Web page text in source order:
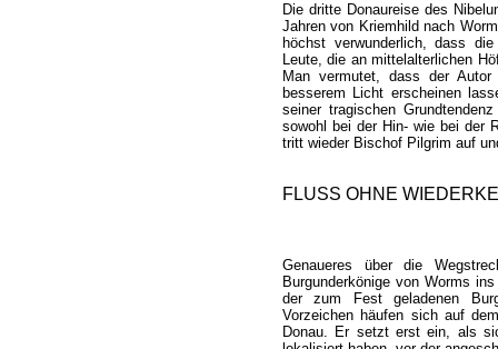
Die dritte Donaureise des
Jahren von Kriemhild nach
höchst verwunderlich, dass
Leute, die an mittelalterlichen
Man vermutet, dass der
besserem Licht erscheinen
seiner tragischen
sowohl bei der Hin- wie bei der
tritt wieder Bischof Pilgrim auf
FLUSS OHNE
Genaueres über die
Burgunderkönige von Worms
der zum Fest geladenen
Vorzeichen häufen sich auf
Donau. Er setzt erst ein, als